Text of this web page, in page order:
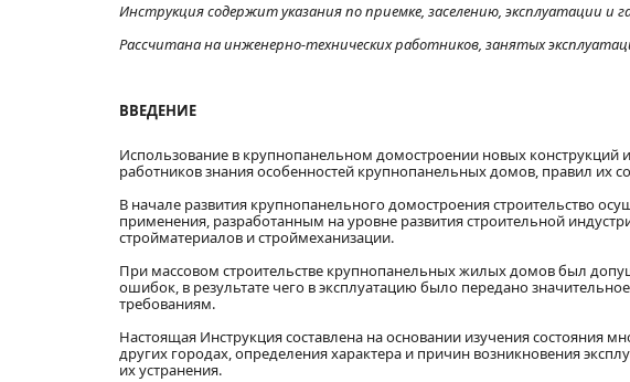
Инструкция содержит указания по приемке, заселению, эксплуатации
Рассчитана на инженерно-технических работников, занятых
ВВЕДЕНИЕ
Использование в крупнопанельном домостроении новых конструкций
работников знания особенностей крупнопанельных домов, правил их
В начале развития крупнопанельного домостроения строительство
применения, разработанным на уровне развития строительной
стройматериалов и строймеханизации.
При массовом строительстве крупнопанельных жилых домов был
ошибок, в результате чего в эксплуатацию было передано
требованиям.
Настоящая Инструкция составлена на основании изучения состояния
других городах, определения характера и причин возникновения
их устранения.